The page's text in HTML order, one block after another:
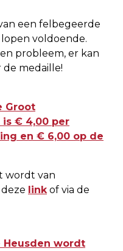
een felbegeerde
voldoende.
probleem, er kan
medaille!
Groot
is € 4,00 per
en € 6,00 op de
wordt van
link of via de
Heusden wordt